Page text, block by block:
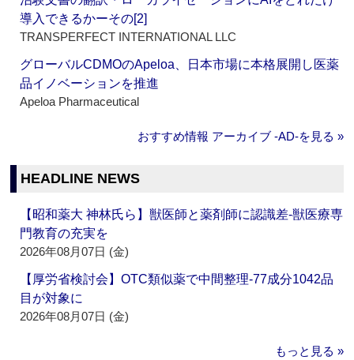
導入できるかーその[2]
TRANSPERFECT INTERNATIONAL LLC
グローバルCDMOのApeloa、日本市場に本格展開し医薬
品イノベーションを推進
Apeloa Pharmaceutical
おすすめ情報 アーカイブ ‐AD‐を見る »
HEADLINE NEWS
【昭和薬大 神林氏ら】獣医師と薬剤師に認識差‐獣医療専
門教育の充実を
2026年08月07日 (金)
【厚労省検討会】OTC類似薬で中間整理‐77成分1042品
目が対象に
2026年08月07日 (金)
もっと見る »